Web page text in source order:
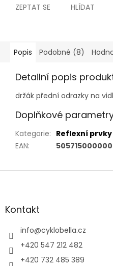
ZEPTAT SE HLÍDAT
Popis Podobné (8)
Detailní popis
držák přední odrazky na
Doplňkové
Kategorie: Reflexní prvky
EAN:
Z
aKontakt
info@cyklobella.cz
+420 547 212 482
+420 732 485 389